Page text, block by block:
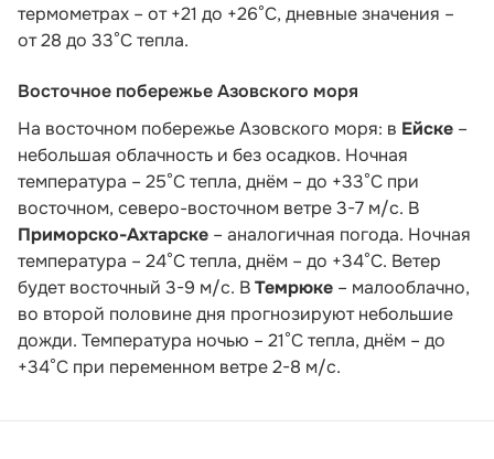
термометрах – от +21 до +26°С, дневные значения –
от 28 до 33°С тепла.
Восточное побережье Азовского моря
На восточном побережье Азовского моря: в Ейске –
небольшая облачность и без осадков. Ночная
температура – 25°С тепла, днём – до +33°С при
восточном, северо-восточном ветре 3-7 м/с. В
Приморско-Ахтарске – аналогичная погода. Ночная
температура – 24°С тепла, днём – до +34°С. Ветер
будет восточный 3-9 м/с. ВТемрюке – малооблачно,
во второй половине дня прогнозируют небольшие
дожди. Температура ночью – 21°С тепла, днём – до
+34°С при переменном ветре 2-8 м/с.